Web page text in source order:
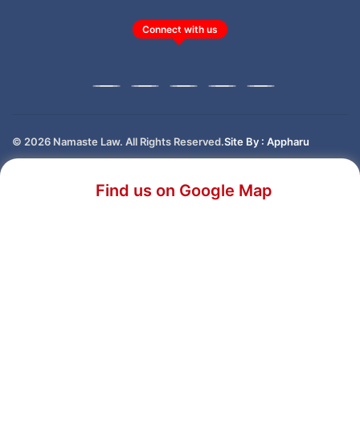
Connect with us
© 2026 Namaste Law. All Rights Reserved.Site By : Appharu
Find us on Google Map